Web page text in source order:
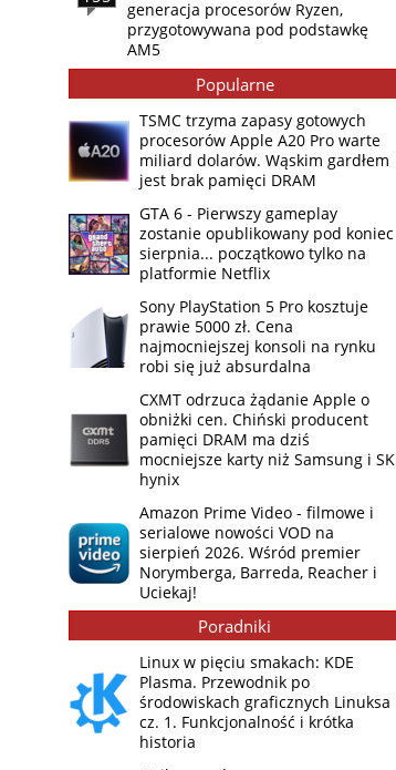
generacja procesorów Ryzen,
przygotowywana pod podstawkę
AM5
Popularne
TSMC trzyma zapasy gotowych
procesorów Apple A20 Pro warte
miliard dolarów. Wąskim gardłem
jest brak pamięci DRAM
GTA 6 - Pierwszy gameplay
zostanie opublikowany pod koniec
sierpnia... początkowo tylko na
platformie Netflix
Sony PlayStation 5 Pro kosztuje
prawie 5000 zł. Cena
najmocniejszej konsoli na rynku
robi się już absurdalna
CXMT odrzuca żądanie Apple o
obniżki cen. Chiński producent
pamięci DRAM ma dziś
mocniejsze karty niż Samsung i SK
hynix
Amazon Prime Video - filmowe i
serialowe nowości VOD na
sierpień 2026. Wśród premier
Norymberga, Barreda, Reacher i
Uciekaj!
Poradniki
Linux w pięciu smakach: KDE
Plasma. Przewodnik po
środowiskach graficznych Linuksa
cz. 1. Funkcjonalność i krótka
historia